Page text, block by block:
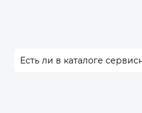
Есть ли в каталоге